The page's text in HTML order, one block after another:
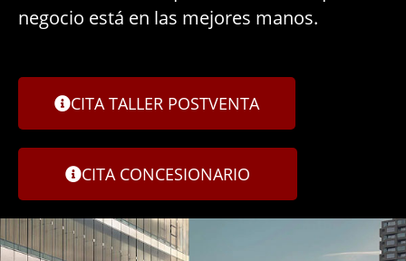
negocio está en las mejores manos.
CITA TALLER POSTVENTA
CITA CONCESIONARIO